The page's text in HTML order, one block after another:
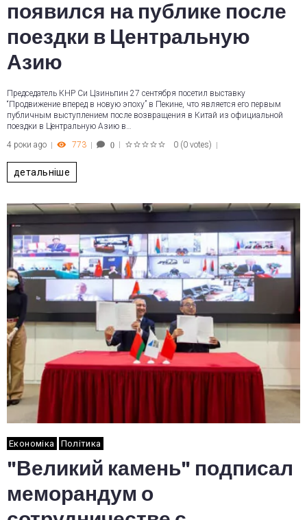
появился на публике после
поездки в Центральную
Азию
Председатель КНР Си Цзиньпин 27 сентября посетил выставку
“Продвижение вперед в новую эпоху” в Пекине, что является его первым
публичным выступлением после возвращения в Китай из официальной
поездки в Центральную Азию в…
4 роки ago
773 0 0 (0 votes)
детальніше
Економіка Політика
"Великий камень" подписал
меморандум о